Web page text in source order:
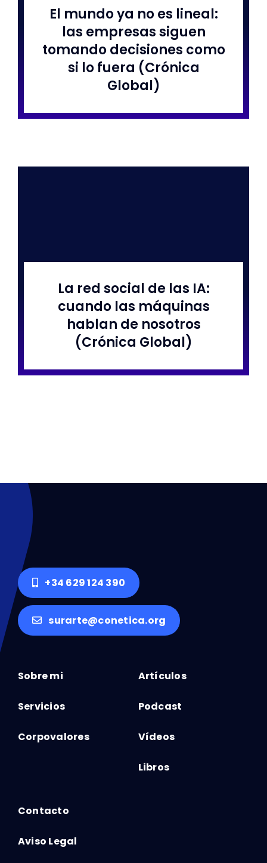
El mundo ya no es lineal:
las empresas siguen
tomando decisiones como
si lo fuera (Crónica
Global)
La red social de las IA:
cuando las máquinas
hablan de nosotros
(Crónica Global)
+34 629 124 390
surarte@conetica.org
Sobre mi
Servicios
Corpovalores
Artículos
Podcast
Vídeos
Libros
Contacto
Aviso Legal